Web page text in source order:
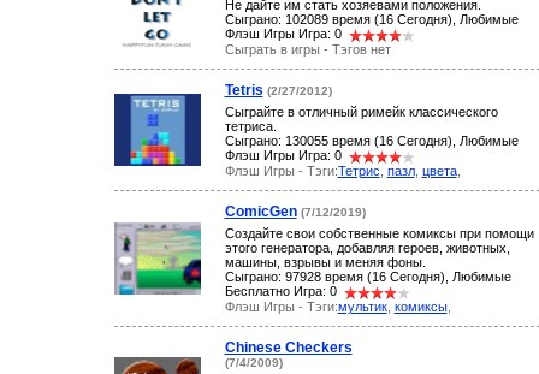
Не дайте им стать хозяевами положения.
Сыграно: 102089 время (16 Сегодня), Любимые
Флэш Игры Игра: 0
Сыграть в игры - Тэгов нет
Tetris (2/27/2012)
Сыграйте в отличный римейк классического
тетриса.
Сыграно: 130055 время (16 Сегодня), Любимые
Флэш Игры Игра: 0
Флэш Игры - Тэги:Тетрис пазл, цвета,
ComicGen (7/12/2019)
Создайте свои собственные комиксы при помощи
этого генератора, добавляя героев, животных,
машины, взрывы и меняя фоны.
Сыграно: 97928 время (16 Сегодня), Любимые
Бесплатно Игра: 0
Флэш Игры - Тэги:мультик, комиксы,
Chinese Checkers
(7/4/2009)